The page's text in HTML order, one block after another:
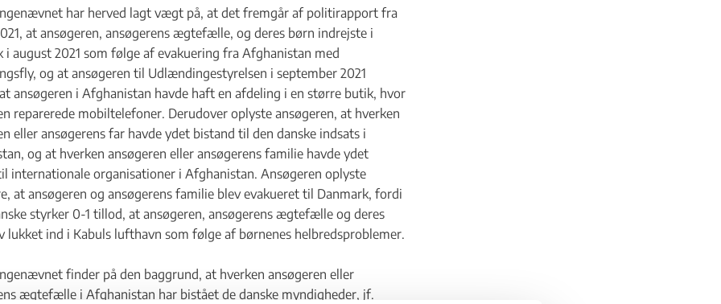
til personer, der er fordrevet fra Ukraine - Flere links
opholdstilladelse - Flere links
har herved lagt vægt på, at det fremgår af politirapport fra
at ansøgeren, ansøgerens ægtefælle, og deres børn indrejste i
i august 2021 som følge af evakuering fra Afghanistan med
og at ansøgeren til Udlændingestyrelsen i september 2021
ansøgeren i Afghanistan havde haft en afdeling i en større butik, hvor
reparerede mobiltelefoner. Derudover oplyste ansøgeren, at hverken
eller ansøgerens far havde ydet bistand til den danske indsats i
og at hverken ansøgeren eller ansøgerens familie havde ydet
internationale organisationer i Afghanistan. Ansøgeren oplyste
at ansøgeren og ansøgerens familie blev evakueret til Danmark, fordi
styrker 0-1 tillod, at ansøgeren, ansøgerens ægtefælle og deres
lukket ind i Kabuls lufthavn som følge af børnenes helbredsproblemer.
finder på den baggrund, at hverken ansøgeren eller
ægtefælle i Afghanistan har bistået de danske myndigheder, jf.